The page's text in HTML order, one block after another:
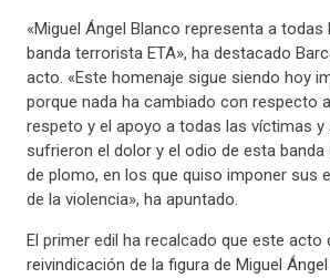
«Miguel Ángel Blanco representa a
banda terrorista ETA», ha destacado
acto. «Este homenaje sigue siendo hoy
porque nada ha cambiado con respecto
respeto y el apoyo a todas las víctimas
sufrieron el dolor y el odio de esta
de plomo, en los que quiso imponer sus
de la violencia», ha apuntado.
El primer edil ha recalcado que este acto
reivindicación de la figura de Miguel